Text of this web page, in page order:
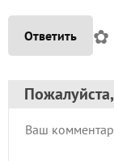
Ответить ✿